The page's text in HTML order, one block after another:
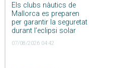
Els clubs nàutics de
Mallorca es preparen
per garantir la seguretat
durant l’eclipsi solar
07/08/2026 04:42